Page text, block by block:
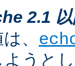
2.1
、
うと